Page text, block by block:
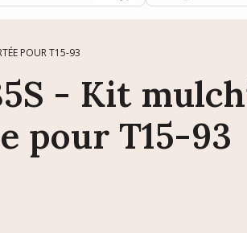
POUR T15-93
- Kit
pour T15-93